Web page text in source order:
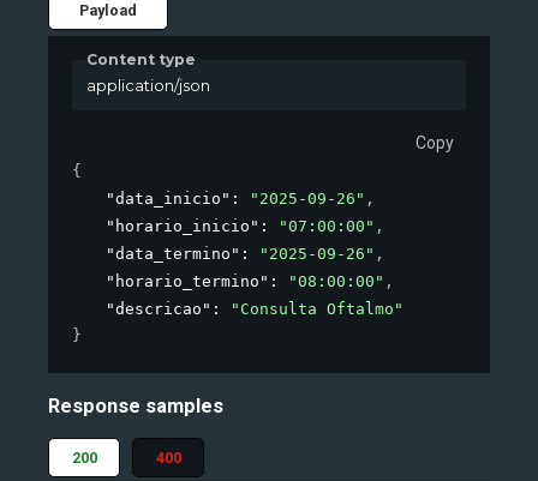
Payload
Content type
application/json
Copy
{
"data_inicio" : "2025-09-26" ,
"horario_inicio" : "07:00:00" ,
"data_termino" : "2025-09-26" ,
"horario_termino" : "08:00:00" ,
"descricao" :
"Consulta Oftalmo"
}
Response samples
200 400